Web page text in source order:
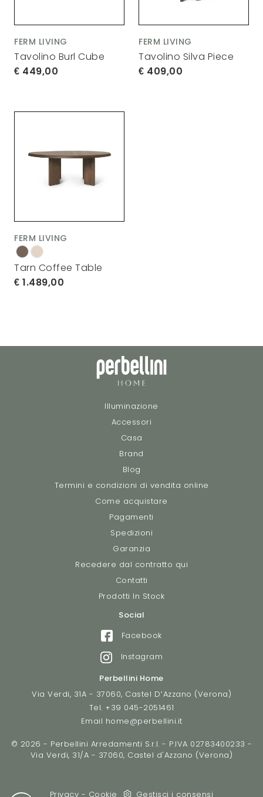
FERM LIVING
Tavolino Burl Cube
449,00
FERM LIVING
Tavolino Silva Piece
409,00
FERM LIVING
Tarn Coffee Table
1.489,00
Illuminazione
Accessori
Casa
Brand
Blog
Termini e condizioni di vendita online
Come acquistare
Pagamenti
Spedizioni
Garanzia
Recedere dal contratto qui
Contatti
Prodotti In Stock
Social
Facebook
Instagram
Perbellini Home
Via Verdi, 31A - 37060, Castel D’Azzano (Verona)
Tel. +39 045-2051461
Email home@perbellini.it
© 2026 - Perbellini Arredamenti S.r.l. - P.IVA 02783400233 -
Via Verdi, 31/A - 37060, Castel d'Azzano (Verona)
Privacy - Cookie Gestisci i consensi